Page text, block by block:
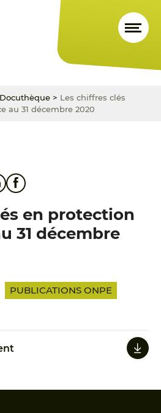
Docuthèque > Les chiffres clés
au 31 décembre 2020
en protection
31 décembre
PUBLICATIONS ONPE